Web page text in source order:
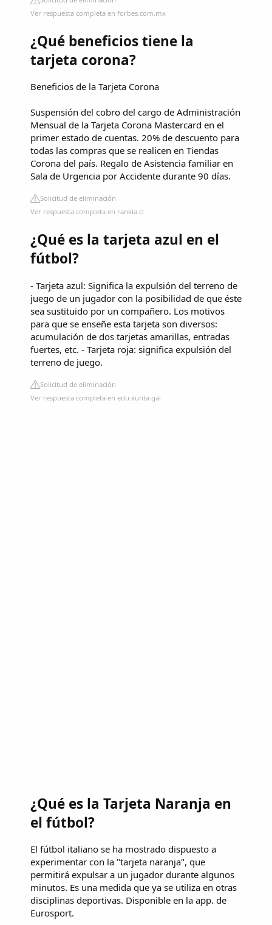
Ver respuesta completa en forbes.com.mx
¿Qué beneficios tiene la
tarjeta corona?
Beneficios de la Tarjeta Corona
Suspensión del cobro del cargo de Administración
Mensual de la Tarjeta Corona Mastercard en el
primer estado de cuentas. 20% de descuento para
todas las compras que se realicen en Tiendas
Corona del país. Regalo de Asistencia familiar en
Sala de Urgencia por Accidente durante 90 días.
Solicitud de eliminación
Ver respuesta completa en rankia.cl
¿Qué es la tarjeta azul en el
fútbol?
- Tarjeta azul: Significa la expulsión del terreno de
juego de un jugador con la posibilidad de que éste
sea sustituido por un compañero. Los motivos
para que se enseñe esta tarjeta son diversos:
acumulación de dos tarjetas amarillas, entradas
fuertes, etc. - Tarjeta roja: significa expulsión del
terreno de juego.
Solicitud de eliminación
Ver respuesta completa en edu.xunta.gal
¿Qué es la Tarjeta Naranja en
el fútbol?
El fútbol italiano se ha mostrado dispuesto a
experimentar con la "tarjeta naranja", que
permitirá expulsar a un jugador durante algunos
minutos. Es una medida que ya se utiliza en otras
disciplinas deportivas. Disponible en la app. de
Eurosport.